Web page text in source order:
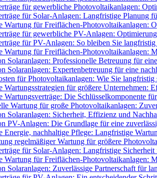
für gewerbliche Photovoltaikanlagen:
für Solar-Anlagen: Langfristige Planung
Wartung für Freiflächen-Photovoltaikanlagen:
für gewerbliche PV-Anlagen:
für PV-Anlagen: So bleiben Sie
Wartung für Freiflächen-Photovoltaikanlagen:
Solaranlagen: Professionelle Betreuung für
Solaranlagen: Expertenbetreuung für eine
für Photovoltaikanlagen: Wie Sie langfristig
Wartungsstrategien für größere Unternehmen:
Wartungsverträge: Die Schlüsselkomponente
Wartung für große Photovoltaikanlagen:
Solaranlagen: Sicherheit, Effizienz und
PV-Anlagen: Die Grundlage für eine
Energie, nachhaltige Pflege: Langfristige
regelmäßiger Wartung für größere
für Solar-Anlagen: Langfristige
Wartung für Freiflächen-Photovoltaikanlagen:
Solaranlagen: Zuverlässige Partnerschaft für